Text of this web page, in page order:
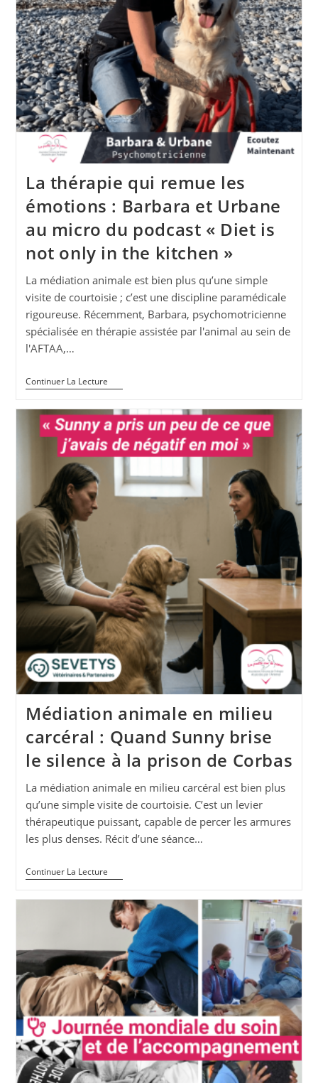
La thérapie qui remue les
émotions : Barbara et Urbane
au micro du podcast « Diet is
not only in the kitchen »
La médiation animale est bien plus qu’une simple
visite de courtoisie ; c’est une discipline paramédicale
rigoureuse. Récemment, Barbara, psychomotricienne
spécialisée en thérapie assistée par l'animal au sein de
l'AFTAA,…
Continuer La LectureLa
Thérapie
Remue
Les
Émotions
:
Barbara
Urbane
Au
Only
In
The
Kitchen »
Médiation animale en milieu
carcéral : Quand Sunny brise
le silence à la prison de Corbas
La médiation animale en milieu carcéral est bien plus
qu’une simple visite de courtoisie. C’est un levier
thérapeutique puissant, capable de percer les armures
les plus denses. Récit d’une séance…
Continuer La LectureMédiation
Animale
Milieu
Carcéral
Quand
Sunny
Brise
Le
Silence
À
La
Prison
De
Corbas